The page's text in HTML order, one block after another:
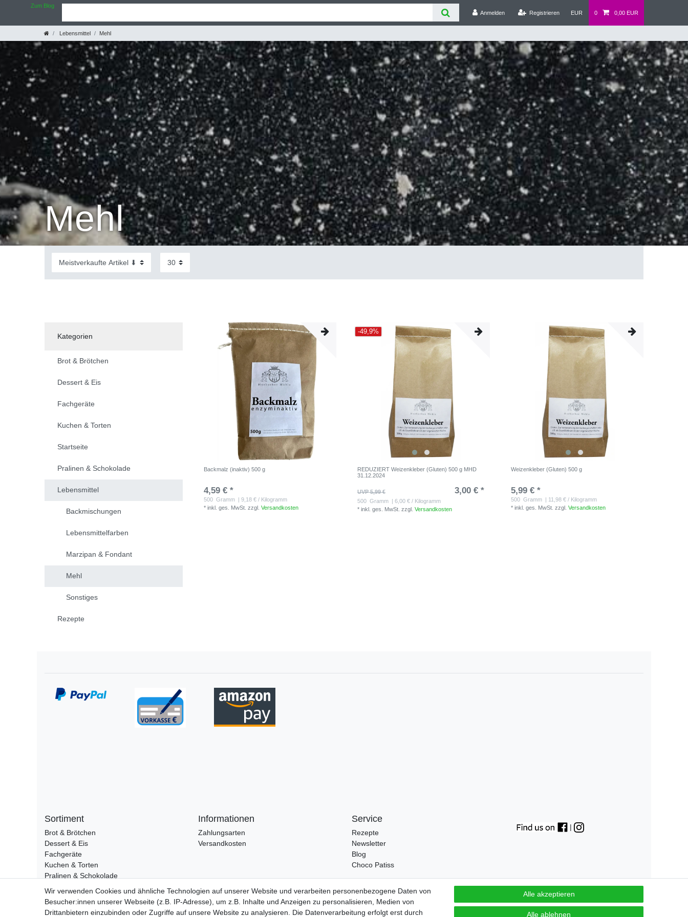
Zum Blog
Anmelden
Registrieren EUR 0 0,00 EUR
Lebensmittel Mehl
Mehl
Kategorien
Brot & Brötchen
Dessert & Eis
Fachgeräte
Kuchen & Torten
Startseite
Pralinen & Schokolade
Lebensmittel
Backmischungen
Lebensmittelfarben
Marzipan & Fondant
Mehl
Sonstiges
Rezepte
Backmalz (inaktiv) 500 g
4,59 € *
500 Gramm | 9,18 € / Kilogramm
*inkl. ges. MwSt. zzgl.Versandkosten
-49,9%
REDUZIERT Weizenkleber (Gluten) 500 g MHD
31.12.2024
UVP 5,99 € 3,00 € *
500 Gramm | 6,00 € / Kilogramm
*inkl. ges. MwSt. zzgl.Versandkosten
Weizenkleber (Gluten) 500 g
5,99 € *
500 Gramm | 11,98 € / Kilogramm
*inkl. ges. MwSt. zzgl.Versandkosten
Sortiment
Brot & Brötchen
Dessert & Eis
Fachgeräte
Kuchen & Torten
Pralinen & Schokolade
Informationen
Zahlungsarten
Versandkosten
Service
Rezepte
Newsletter
Blog
Choco Patiss
|
Wir verwenden Cookies und ähnliche Technologien auf unserer Website und verarbeiten personenbezogene Daten von
Besucher:innen unserer Webseite (z.B. IP-Adresse), um z.B. Inhalte und Anzeigen zu personalisieren, Medien von
Drittanbietern einzubinden oder Zugriffe auf unsere Website zu analysieren. Die Datenverarbeitung erfolgt erst durch
Alle akzeptieren
Alle ablehnen